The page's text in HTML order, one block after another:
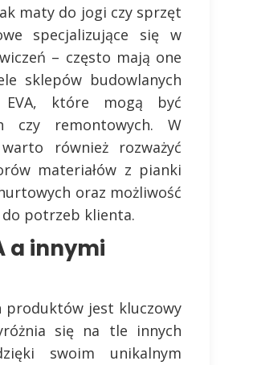
maty do jogi czy sprzęt
specjalizujące się w
– często mają one
sklepów budowlanych
EVA, które mogą być
czy remontowych. W
również rozważyć
materiałów z pianki
oraz możliwość
potrzeb klienta.
a innymi
produktów jest kluczowy
się na tle innych
swoim unikalnym